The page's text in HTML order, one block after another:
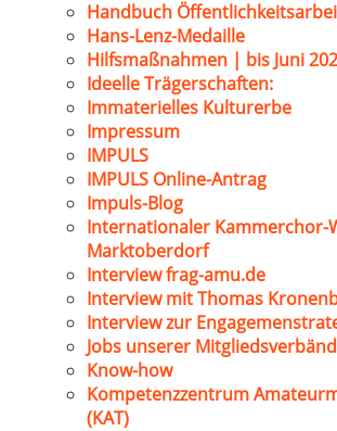
Handbuch
Hans-Lenz-Medaille
Hilfsmaßnahmen | bis Juni
Ideelle Trägerschaften:
Immaterielles Kulturerbe
Impressum
IMPULS
IMPULS Online-Antrag
Impuls-Blog
Internationaler Kammerchor-
Marktoberdorf
Interview frag-amu.de
Interview mit Thomas
Interview zur
Jobs unserer
Know-how
Kompetenzzentrum
(KAT)